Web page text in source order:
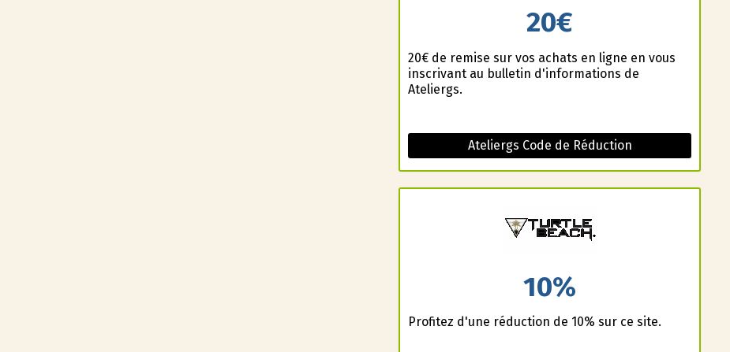
20€
20€ de remise sur vos achats en ligne en vous
inscrivant au bulletin d'informations de
Ateliergs.
Ateliergs Code de Réduction
10%
Profitez d'une réduction de 10% sur ce site.